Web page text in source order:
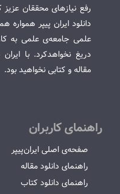
رفع نیازهای محققان
دانلود ایران پیپر
علمی جامعه‌ی علمی به
دریغ نخواهدکرد. با
مقاله و کتابی نخواهید بود.
راهنمای کاربران
صفحه‌ی اصلی ایران‌پیپر
راهنمای دانلود مقاله
راهنمای دانلود کتاب